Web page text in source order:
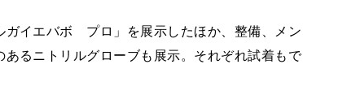
ガイエバボ プロ」を展示したほか、整備、メン
るニトリルグローブも展示。それぞれ試着もで